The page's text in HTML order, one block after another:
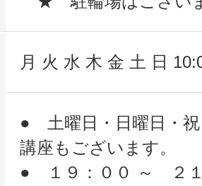
月 火 水 木 金 土 日
● 土曜日・日曜日・
講座もございます。
● １９：００ ～ ２